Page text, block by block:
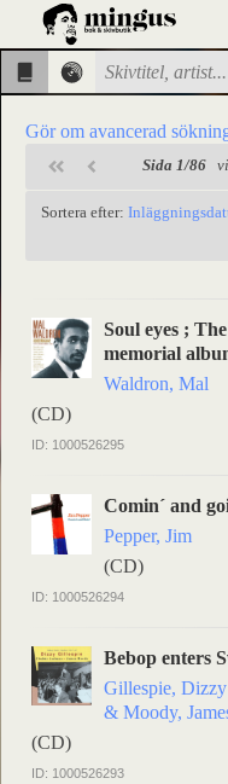
Gör om avancerad
Sida 1/86
Sortera efter:
Soul eyes ;
memorial
Waldron, Mal
(CD)
ID: 1000526295
Comin´ and
Pepper, Jim
(CD)
ID: 1000526294
Bebop enters
Gillespie,
& Moody,
(CD)
ID: 1000526293